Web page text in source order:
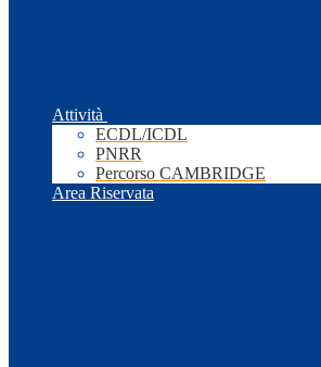
Attività
ECDL/ICDL
PNRR
Percorso CAMBRIDGE
Area Riservata